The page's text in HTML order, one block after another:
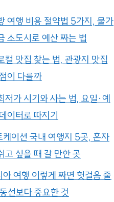
여행 비용 절약법 5가지, 물가
소도시로 예산 짜는 법
컬 맛집 찾는 법, 관광지 맛집
이 다를까
저가 시기와 사는 법, 요일·예
이터로 따지기
케이션 국내 여행지 5곳, 혼자
고 싶을 때 갈 만한 곳
아 여행 이렇게 짜면 헛걸음 줄
선보다 중요한 것